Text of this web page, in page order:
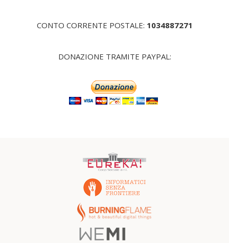
CONTO CORRENTE POSTALE: 1034887271
DONAZIONE TRAMITE PAYPAL: